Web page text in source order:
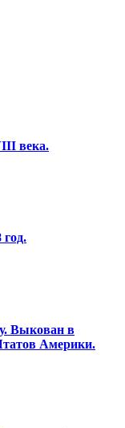
века.
год.
Выкован в
Америки.